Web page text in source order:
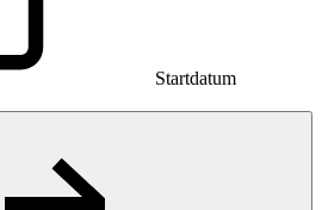
Startdatum